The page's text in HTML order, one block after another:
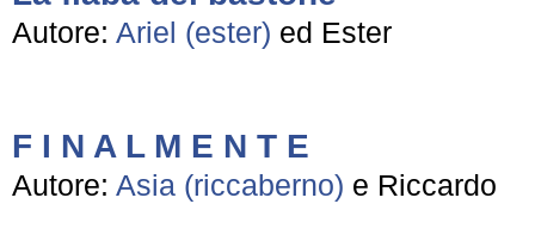
Autore: Ariel (ester) ed Ester
F I N A L M E N T E
Autore: Asia (riccaberno) e Riccardo